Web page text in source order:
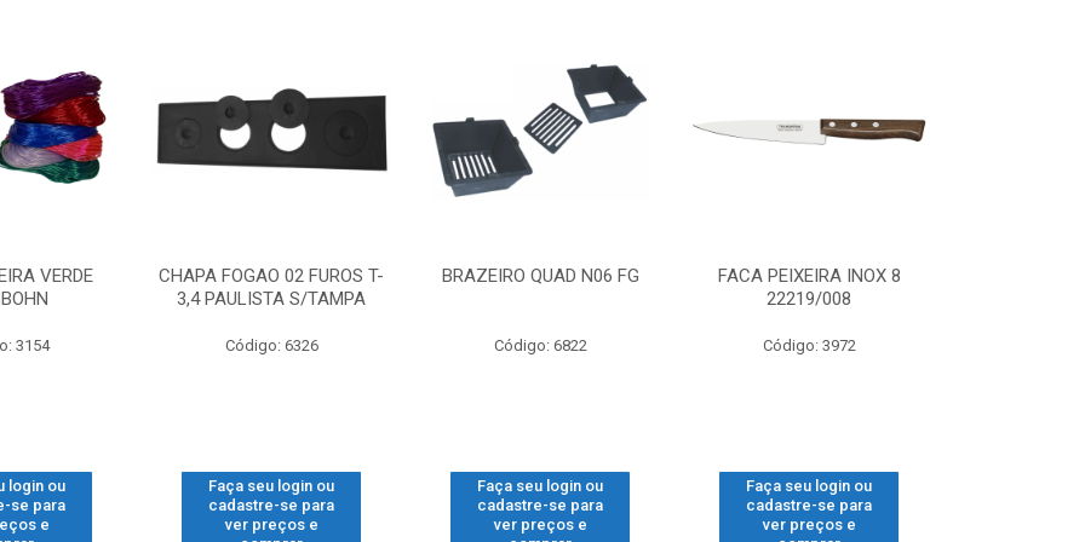
VERDE
3154
login ou
se para
e
CHAPA FOGAO 02 FUROS T-
3,4 PAULISTA S/TAMPA
Código: 6326
Faça seu login ou
cadastre-se para
ver preços e
BRAZEIRO QUAD N06 FG
Código: 6822
Faça seu login ou
cadastre-se para
ver preços e
FACA PEIXEIRA INOX 8
22219/008
Código: 3972
Faça seu login ou
cadastre-se para
ver preços e